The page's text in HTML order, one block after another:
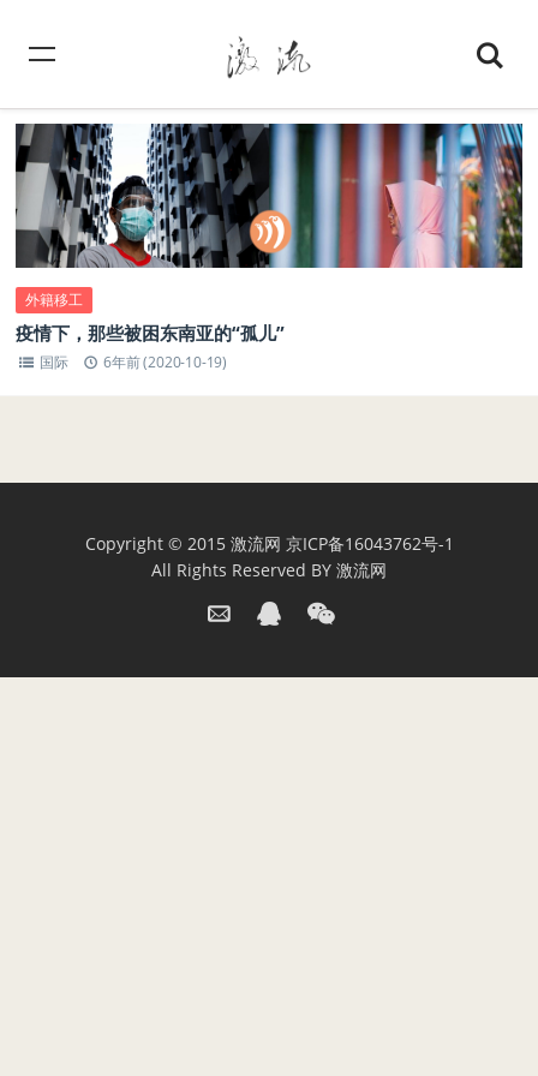
外籍移工
疫情下，那些被困东南亚的“孤儿”
国际 6年前 (2020-10-19)
Copyright © 2015 激流网 京ICP备16043762号-1
All Rights Reserved BY 激流网